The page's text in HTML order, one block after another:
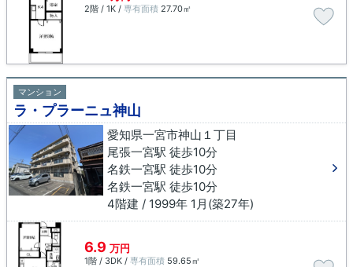
2階 / 1K / 専有面積 27.70㎡
マンション
ラ・プラーニュ神山
愛知県一宮市神山１丁目
尾張一宮駅 徒歩10分
名鉄一宮駅 徒歩10分
名鉄一宮駅 徒歩10分
4階建 / 1999年 1月(築27年)
6.9 万円
1階 / 3DK / 専有面積 59.65㎡